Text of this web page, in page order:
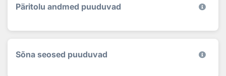
Päritolu andmed puuduvad
Sõna seosed puuduvad